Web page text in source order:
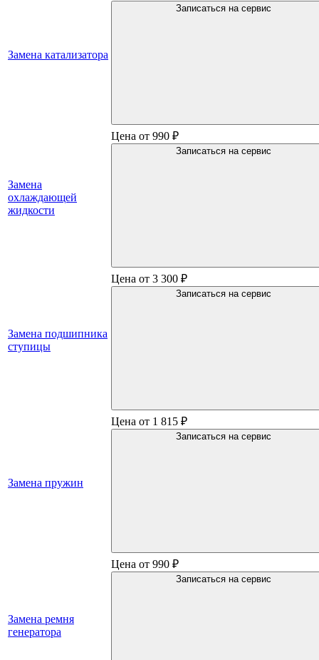
Замена катализатора
Записаться на сервис
Замена
охлаждающей
жидкости
Цена от 990 ₽
Записаться на сервис
Замена подшипника
ступицы
Цена от 3 300 ₽
Записаться на сервис
Замена пружин
Цена от 1 815 ₽
Записаться на сервис
Замена ремня
генератора
Цена от 990 ₽
Записаться на сервис